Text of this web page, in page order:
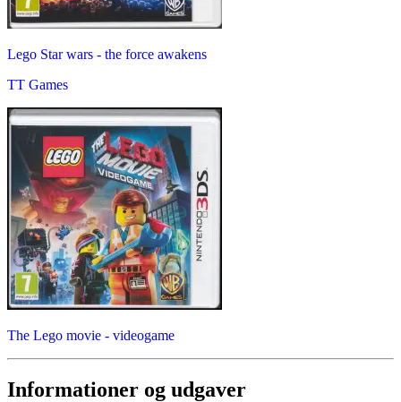
Lego Star wars - the force awakens
TT Games
The Lego movie - videogame
Informationer og udgaver